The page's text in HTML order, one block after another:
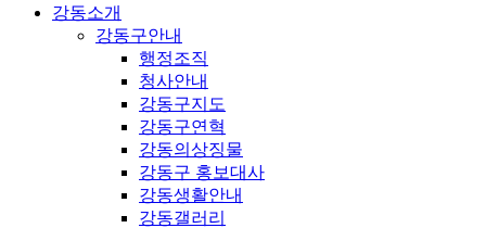
강동소개
강동구안내
행정조직
청사안내
강동구지도
강동구연혁
강동의상징물
강동구 홍보대사
강동생활안내
강동갤러리